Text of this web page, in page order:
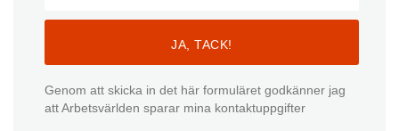
Genom att skicka in det här formuläret godkänner jag
att Arbetsvärlden sparar mina kontaktuppgifter